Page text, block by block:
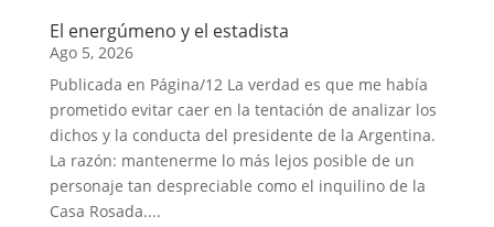
El energúmeno y el estadista
Ago 5, 2026
Publicada en Página/12 La verdad es que me había
prometido evitar caer en la tentación de analizar los
dichos y la conducta del presidente de la Argentina.
La razón: mantenerme lo más lejos posible de un
personaje tan despreciable como el inquilino de la
Casa Rosada....